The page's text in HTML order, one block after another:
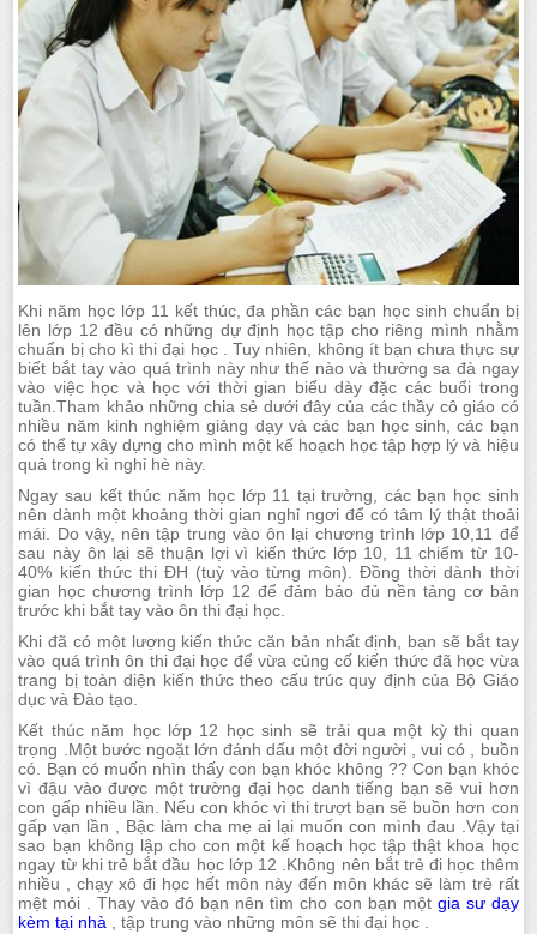
Khi năm học lớp 11 kết thúc, đa phần các bạn học sinh chuẩn bị
lên lớp 12 đều có những dự định học tập cho riêng mình nhằm
chuẩn bị cho kì thi đại học . Tuy nhiên, không ít bạn chưa thực sự
biết bắt tay vào quá trình này như thế nào và thường sa đà ngay
vào việc học và học với thời gian biểu dày đặc các buổi trong
tuần.Tham khảo những chia sẻ dưới đây của các thầy cô giáo có
nhiều năm kinh nghiệm giảng dạy và các bạn học sinh, các bạn
có thể tự xây dựng cho mình một kế hoạch học tập hợp lý và hiệu
quả trong kì nghỉ hè này.
Ngay sau kết thúc năm học lớp 11 tại trường, các bạn học sinh
nên dành một khoảng thời gian nghỉ ngơi để có tâm lý thật thoải
mái. Do vậy, nên tập trung vào ôn lại chương trình lớp 10,11 để
sau này ôn lại sẽ thuận lợi vì kiến thức lớp 10, 11 chiếm từ 10-
40% kiến thức thi ĐH (tuỳ vào từng môn). Đồng thời dành thời
gian học chương trình lớp 12 để đảm bảo đủ nền tảng cơ bản
trước khi bắt tay vào ôn thi đại học.
Khi đã có một lượng kiến thức căn bản nhất định, bạn sẽ bắt tay
vào quá trình ôn thi đại học để vừa củng cố kiến thức đã học vừa
trang bị toàn diện kiến thức theo cấu trúc quy định của Bộ Giáo
dục và Đào tạo.
Kết thúc năm học lớp 12 học sinh sẽ trải qua một kỳ thi quan
trọng .Một bước ngoặt lớn đánh dấu một đời người , vui có , buồn
có. Bạn có muốn nhìn thấy con bạn khóc không ?? Con bạn khóc
vì đậu vào được một trường đại học danh tiếng bạn sẽ vui hơn
con gấp nhiều lần. Nếu con khóc vì thi trượt bạn sẽ buồn hơn con
gấp vạn lần , Bậc làm cha mẹ ai lại muốn con mình đau .Vậy tại
sao bạn không lập cho con một kế hoạch học tập thật khoa học
ngay từ khi trẻ bắt đầu học lớp 12 .Không nên bắt trẻ đi học thêm
nhiều , chạy xô đi học hết môn này đến môn khác sẽ làm trẻ rất
mệt mỏi . Thay vào đó bạn nên tìm cho con bạn một gia sư dạy
kèm tại nhà , tập trung vào những môn sẽ thi đại học .